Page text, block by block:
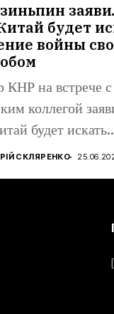
будет
войны
КНР на встрече с
коллегой
будет
СКЛЯРЕНКО